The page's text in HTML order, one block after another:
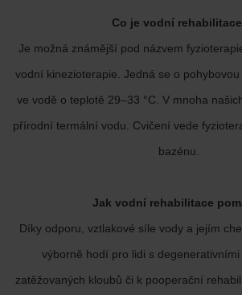
Co je vodní
Je možná známější pod názvem
vodní kinezioterapie. Jedná se o
ve vodě o teplotě 29–33 °C. V mnoha
přírodní termální vodu. Cvičení vede
bazénu.
Jak vodní rehabilitace
Díky odporu, vztlakové síle vody a jejím
výborně hodí pro lidi s
zatěžovaných kloubů či k pooperační